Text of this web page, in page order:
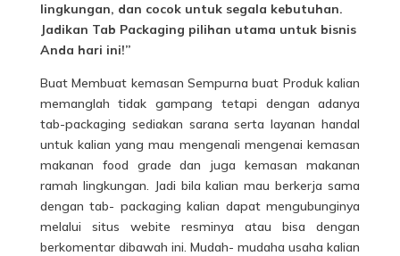
lingkungan, dan cocok untuk segala kebutuhan.
Jadikan Tab Packaging pilihan utama untuk bisnis
Anda hari ini!”
Buat Membuat kemasan Sempurna buat Produk kalian
memanglah tidak gampang tetapi dengan adanya
tab-packaging sediakan sarana serta layanan handal
untuk kalian yang mau mengenali mengenai kemasan
makanan food grade dan juga kemasan makanan
ramah lingkungan. Jadi bila kalian mau berkerja sama
dengan tab- packaging kalian dapat mengubunginya
melalui situs webite resminya atau bisa dengan
berkomentar dibawah ini. Mudah- mudaha usaha kalian